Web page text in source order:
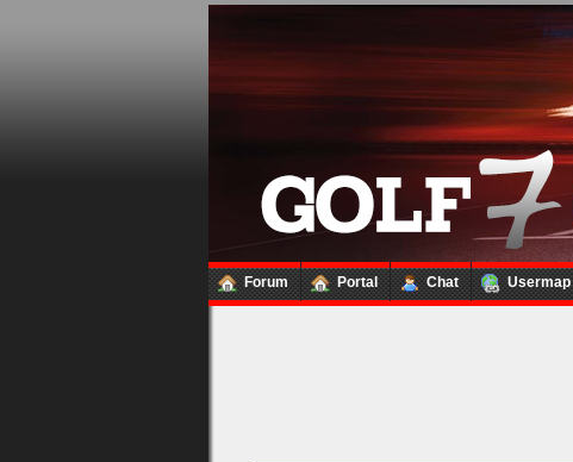
Forum Portal Chat Usermap
Loginbox
Trage
bitte
in
die
nachfolgenden
Felder
Deinen
Benutzernamen
und
Kennwort
ein,
um